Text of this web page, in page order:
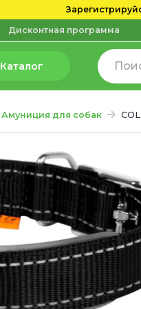
Дисконтная программа
Каталог
Амуниция для собак